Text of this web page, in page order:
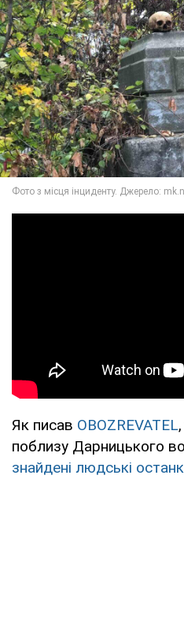
Як писав OBOZREVATEL
поблизу Дарницького
знайдені людські